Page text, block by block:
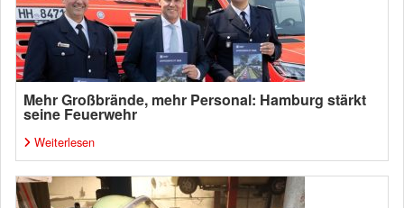
Mehr Großbrände, mehr Personal: Hamburg stärkt
seine Feuerwehr
Weiterlesen